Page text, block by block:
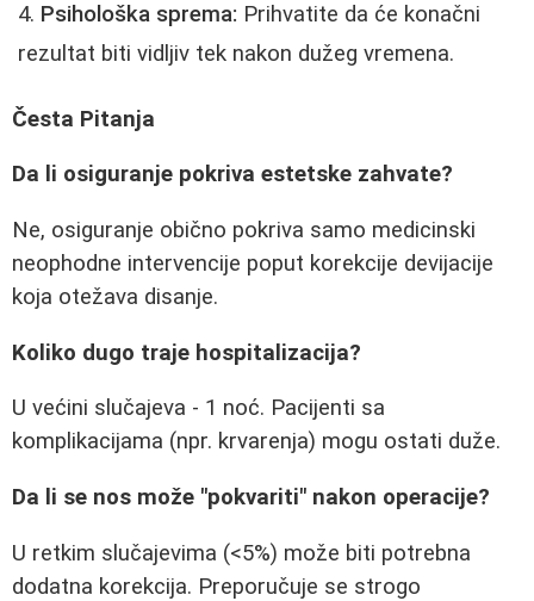
Psihološka sprema: Prihvatite da će konačni
rezultat biti vidljiv tek nakon dužeg vremena.
Česta Pitanja
Da li osiguranje pokriva estetske zahvate?
Ne, osiguranje obično pokriva samo medicinski
neophodne intervencije poput korekcije devijacije
koja otežava disanje.
Koliko dugo traje hospitalizacija?
U većini slučajeva - 1 noć. Pacijenti sa
komplikacijama (npr. krvarenja) mogu ostati duže.
Da li se nos može "pokvariti" nakon operacije?
U retkim slučajevima (<5%) može biti potrebna
dodatna korekcija. Preporučuje se strogo